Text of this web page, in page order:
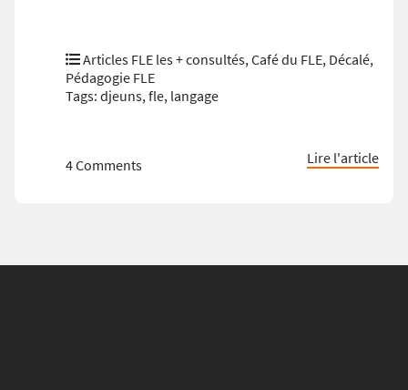
Articles FLE les + consultés,Café du FLE, Décalé,
Pédagogie FLE
Tags: djeuns,fle, langage
4 Comments Lire l'article